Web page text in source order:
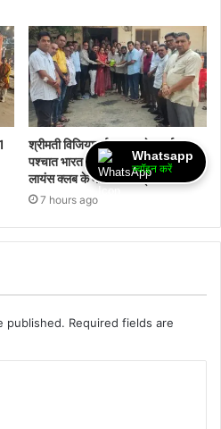
श्रीमती विजियाबाई दानगढ़ के स्वर्गवास
पश्चात भारत विकास परिषद द्वारा संस्था
लायंस क्लब के माध्यम से नेत्रदान किया
7 hours ago
published. Required fields are
Whatsapp
ज्वॉइन करें